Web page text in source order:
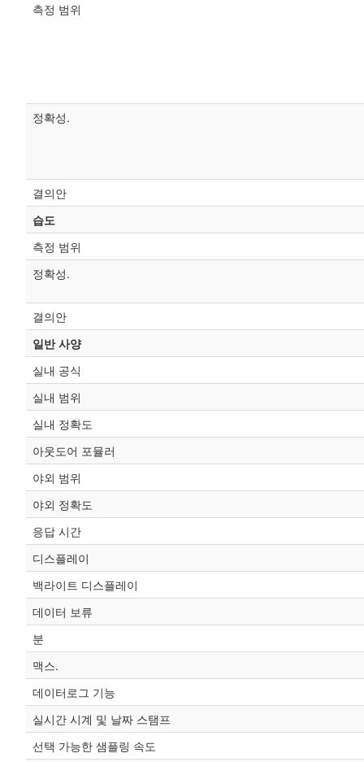
측정 범위
정확성.
결의안
습도
측정 범위
정확성.
결의안
일반 사양
실내 공식
실내 범위
실내 정확도
아웃도어 포뮬러
야외 범위
야외 정확도
응답 시간
디스플레이
백라이트 디스플레이
데이터 보류
분
맥스.
데이터로그 기능
실시간 시계 및 날짜 스탬프
선택 가능한 샘플링 속도